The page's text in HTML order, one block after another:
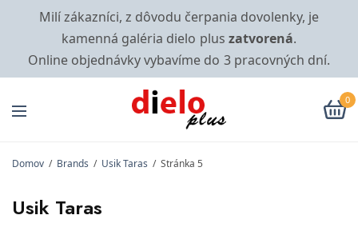
Milí zákazníci, z dôvodu čerpania dovolenky, je
kamenná galéria dielo plus zatvorená.
Online objednávky vybavíme do 3 pracovných dní.
0
Domov / Brands / Usik Taras / Stránka 5
Usik Taras